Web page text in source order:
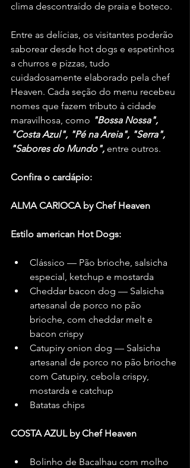
clima descontraído de praia e boteco.
Entre as delícias, os visitantes poderão
saborear desde hot dogs e espetinhos
a churros e pizzas, tudo
cuidadosamente elaborado pela chef
Heaven. Cada seção do menu recebeu
nomes que fazem tributo à cidade
maravilhosa, como "Bossa Nossa",
"Costa Azul", "Pé na Areia", "Serra",
"Sabores do Mundo", entre outros.
Confira o cardápio:
ALMA CARIOCA by Chef Heaven
Estilo american Hot Dogs:
Clássico — Pão brioche, salsicha
especial, ketchup e mostarda
Cheddar bacon dog — Salsicha
artesanal de porco no pão
brioche, com cheddar melt e
bacon crispy
Catupiry onion dog — Salsicha
artesanal de porco no pão brioche
com Catupiry, cebola crispy,
mostarda e catchup
Batatas chips
COSTA AZUL by Chef Heaven
Bolinho de Bacalhau com molho